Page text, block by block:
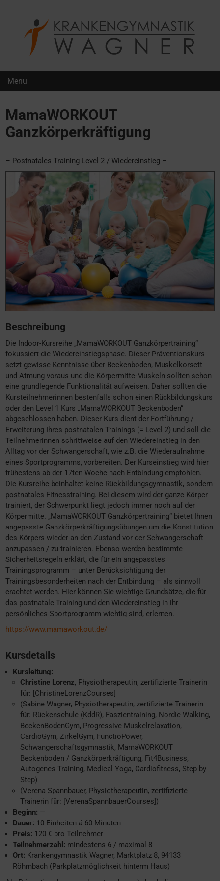
Krankengymnastik Wagner
Menu
MamaWORKOUT
Ganzkörperkräftigung
– Postnatales Training Level 2 / Wiedereinstieg –
Beschreibung
Die Indoor-Kursreihe „MamaWORKOUT Ganzkörpertraining“
fokussiert die Wiedereinstiegsphase. Dieser Präventionskurs
setzt gewisse Kenntnisse über Beckenboden, Muskelkorsett
und Atmung voraus und die Körpermitte-Muskeln sollten schon
eine grundlegende Funktionalität aufweisen. Daher sollten die
Kursteilnehmerinnen bestenfalls schon einen Rückbildungskurs
oder den Level 1 Kurs „MamaWORKOUT Beckenboden“
abgeschlossen haben. Dieser Kurs dient der Fortführung /
Erweiterung Ihres postnatalen Trainings (= Level 2) und soll die
Teilnehmerinnen schrittweise auf den Wiedereinstieg in den
Alltag vor der Schwangerschaft, wie z.B. die Wiederaufnahme
eines Sportprogramms, vorbereiten. Der Kurseinstieg wird hier
frühestens ab der 17ten Woche nach Entbindung empfohlen.
Die Kursreihe beinhaltet keine Rückbildungsgymnastik, sondern
postnatales Fitnesstraining. Bei diesem wird der ganze Körper
trainiert, der Schwerpunkt liegt jedoch immer noch auf der
Körpermitte. „MamaWORKOUT Ganzkörpertraining“ bietet Ihnen
angepasste Ganzkörperkräftigungsübungen um die Konstitution
des Körpers wieder an den Zustand vor der Schwangerschaft
anzupassen / zu trainieren. Ebenso werden bestimmte
Sicherheitsregeln erklärt, die für ein angepasstes
Trainingsprogramm – unter Berücksichtigung der
Trainingsbesonderheiten nach der Entbindung – als sinnvoll
erachtet werden. Hier können Sie wichtige Grundsätze, die für
das postnatale Training und den Wiedereinstieg in ihr
persönliches Sportprogramm wichtig sind, erlernen.
https://www.mamaworkout.de/
Kursdetails
Kursleitung:
Christine Lorenz, Physiotherapeutin, zertifizierte Trainerin
für: [ChristineLorenzCourses]
(Sabine Wagner, Physiotherapeutin, zertifizierte Trainerin
für: Rückenschule (KddR), Faszientraining, Nordic Walking,
BeckenBodenGym, Progressive Muskelrelaxation,
CardioGym, ZirkelGym, FunctioPower,
Schwangerschaftsgymnastik, MamaWORKOUT
Beckenboden / Ganzkörperkräftigung, Fit4Business,
Autogenes Training, Medical Yoga, Cardiofitness, Step by
Step)
(Verena Spannbauer, Physiotherapeutin, zertifizierte
Trainerin für: [VerenaSpannbauerCourses])
Beginn: —
Dauer: 10 Einheiten á 60 Minuten
Preis: 120 € pro Teilnehmer
Teilnehmerzahl: mindestens 6 / maximal 8
Ort: Krankengymnastik Wagner, Marktplatz 8, 94133
Röhrnbach (Parkplatzmöglichkeit hinterm Haus)